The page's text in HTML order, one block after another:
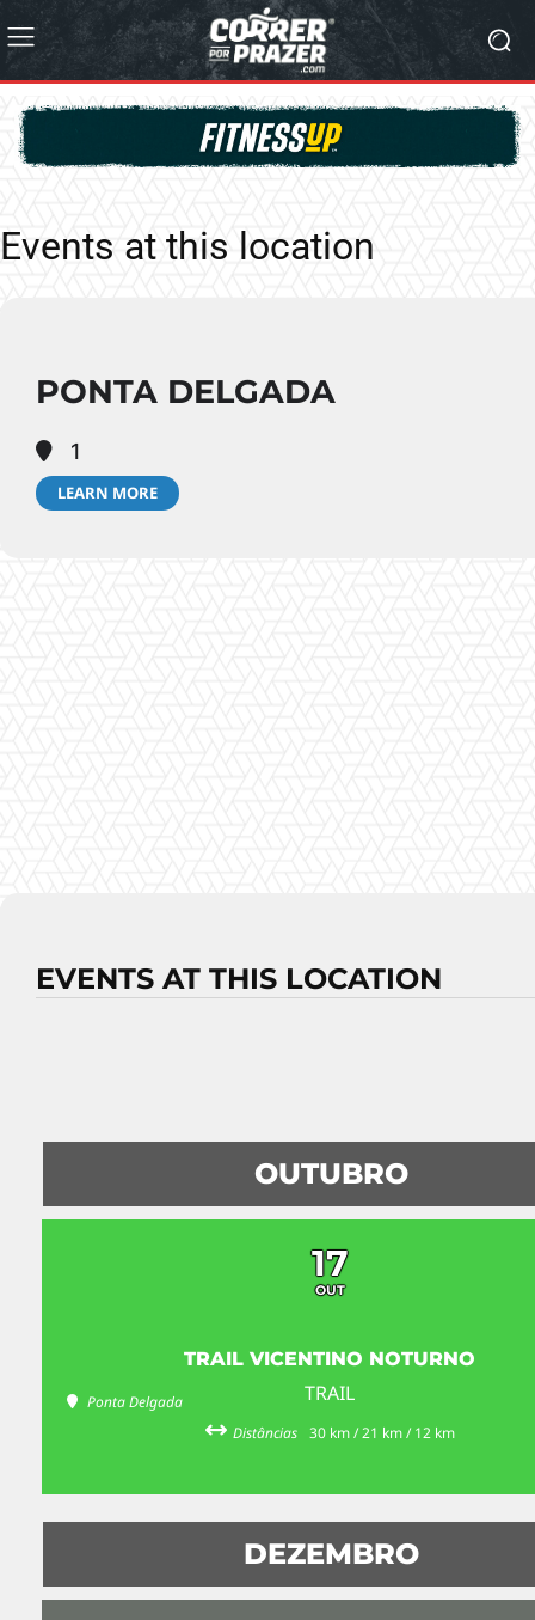
Events at this location
PONTA DELGADA
1
LEARN MORE
EVENTS AT THIS LOCATION
OUTUBRO
17
OUT
TRAIL VICENTINO NOTURNO
TRAIL
Ponta Delgada
Distâncias 30 km / 21 km / 12 km
DEZEMBRO